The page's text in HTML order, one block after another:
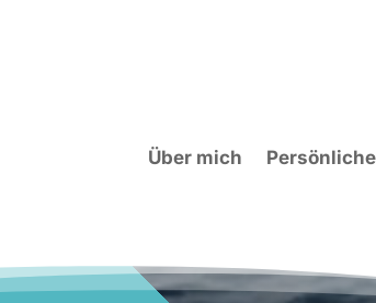
Über mich